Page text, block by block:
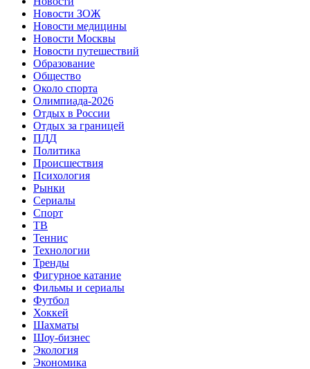
Новости ЗОЖ
Новости медицины
Новости Москвы
Новости путешествий
Образование
Общество
Около спорта
Олимпиада-2026
Отдых в России
Отдых за границей
ПДД
Политика
Происшествия
Психология
Рынки
Сериалы
Спорт
ТВ
Теннис
Технологии
Тренды
Фигурное катание
Фильмы и сериалы
Футбол
Хоккей
Шахматы
Шоу-бизнес
Экология
Экономика